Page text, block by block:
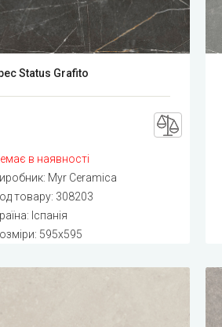
Status Grafito
в наявності
Myr Ceramica
товару: 308203
Іспанія
595x595